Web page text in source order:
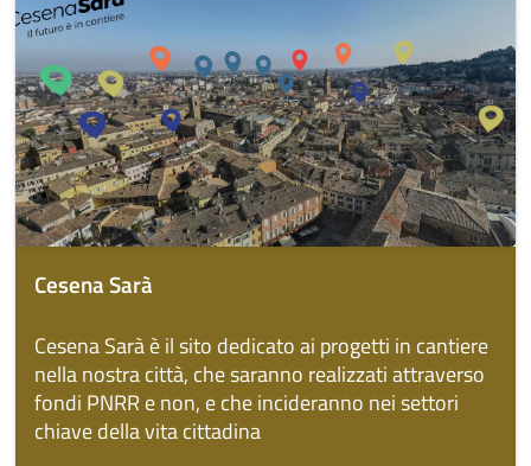
Cesena Sarà
Cesena Sarà è il sito dedicato ai progetti in cantiere
nella nostra città, che saranno realizzati attraverso
fondi PNRR e non, e che incideranno nei settori
chiave della vita cittadina